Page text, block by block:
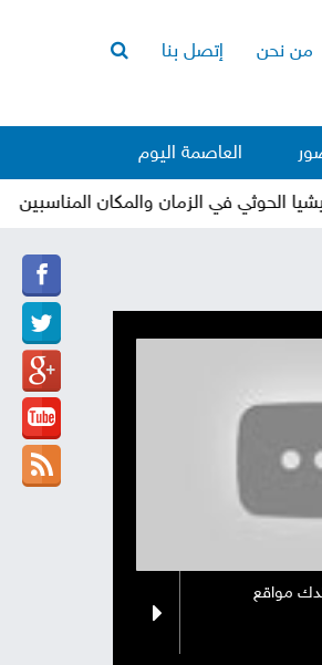
أخبار
تقارير
وتحليلات
حقوق
وحريات
سوشيال
كتابات
فيديوهات
من نحن إتصل بنا
العاصمة اليوم
في الزمان والمكان المناسبين
مواقع